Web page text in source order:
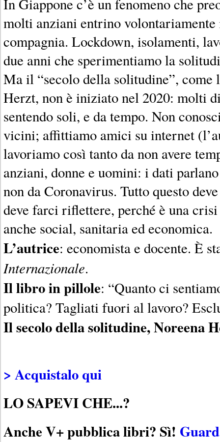
In Giappone c’è un fenomeno che
molti anziani entrino
compagnia. Lockdown, isolamenti,
due anni che sperimentiamo la
Ma il “secolo della solitudine”, come
Herzt, non è iniziato nel 2020: molti
sentendo soli, e da tempo. Non
vicini; affittiamo amici su internet
lavoriamo così tanto da non avere
anziani, donne e uomini: i dati
non da Coronavirus. Tutto questo
deve farci riflettere, perché è una
anche social, sanitaria ed economica.
L’autrice: economista e docente. È
Internazionale.
Il libro in pillole: “Quanto ci
politica? Tagliati fuori al lavoro?
Il secolo della solitudine, Noreena
> Acquistalo qui
LO SAPEVI CHE...?
Anche V+ pubblica libri? Sì!